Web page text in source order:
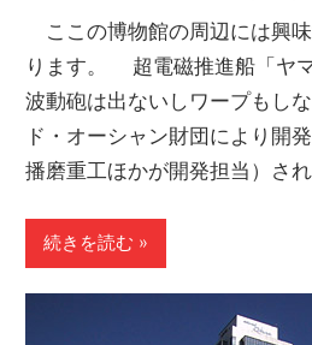
ここの博物館の周辺には興
ります。 超電磁推進船「ヤ
波動砲は出ないしワープもし
ド・オーシャン財団により開
播磨重工ほかが開発担当）され
続きを読む